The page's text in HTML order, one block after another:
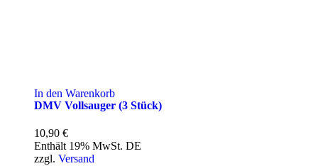
In den Warenkorb
DMV Vollsauger (3 Stück)
10,90 €
Enthält 19% MwSt. DE
zzgl. Versand